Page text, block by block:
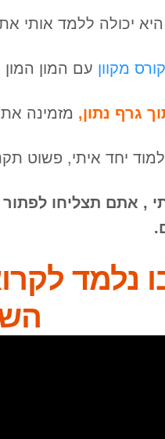
יכולה ללמד אותי
קורס מקוון עם המון
גרף נתון, מזמינה
יחד איתי, פשוט
, אתם תצליחו לפתור
נלמד